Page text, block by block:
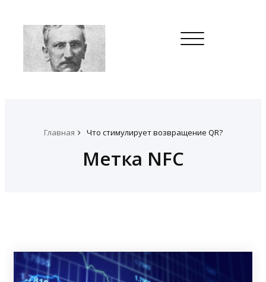
Toggle
navigation
Главная Что стимулирует возвращение QR?
Метка NFC